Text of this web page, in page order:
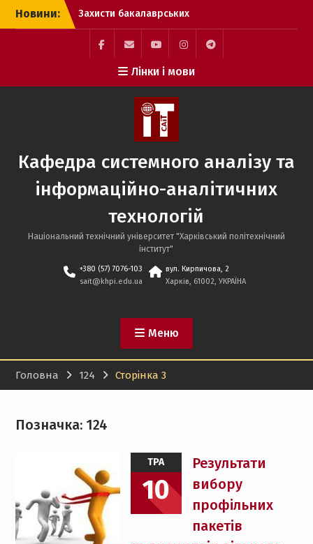
Перейти
Новини:
Захисти бакалаврських
кваліфікаційних робіт
здобувачів вищої освіти
спеціальності 124
Системний аналіз.
Захисти бакалаврських
кваліфікаційних робіт
здобувачів вищої освіти
спеціальності 186
Видавництво та
поліграфія
Захисти бакалаврських
кваліфікаційних робіт
здобувачів вищої освіти
спеціальності 122
Комп’ютерні науки.
Facebook
Mail YouTubeInstagramTelegram
Лінки і мови
Кафедра системного аналізу та
інформаційно-аналітичних
технологій
Національний технічний університет "Харківський політехнічний
інститут"
+380 (57) 7076-103
sait@khpi.edu.ua
вул. Кирпичова, 2
Харків, 61002, УКРАЇНА
Меню
Головна 124 Сторінка 3
Позначка: 124
ТРА
10
Результати
вибору
профільних
пакетів